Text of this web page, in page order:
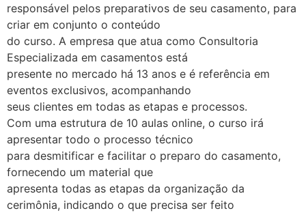
responsável pelos preparativos de seu casamento, para
criar em conjunto o conteúdo
do curso. A empresa que atua como Consultoria
Especializada em casamentos está
presente no mercado há 13 anos e é referência em
eventos exclusivos, acompanhando
seus clientes em todas as etapas e processos.
Com uma estrutura de 10 aulas online, o curso irá
apresentar todo o processo técnico
para desmitificar e facilitar o preparo do casamento,
fornecendo um material que
apresenta todas as etapas da organização da
cerimônia, indicando o que precisa ser feito